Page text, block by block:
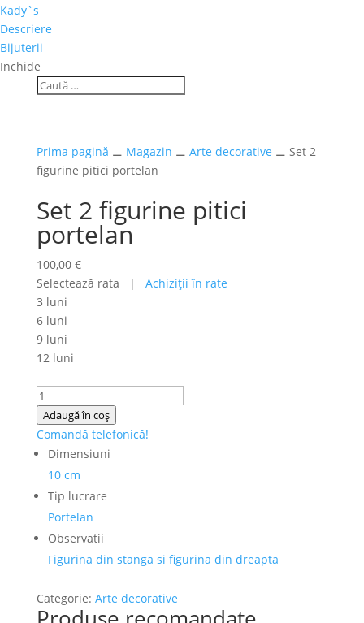
Kady`s
Descriere
Bijuterii
Inchide
Prima pagină ⚊ Magazin ⚊ Arte decorative ⚊ Set 2
figurine pitici portelan
Set 2 figurine pitici
portelan
100,00 €
Selectează rata | Achiziţii în rate
3 luni
6 luni
9 luni
12 luni
Cantitate
Set
2
figurine
pitici
portelan
Adaugă în coș
Comandă telefonică!
Dimensiuni
10 cm
Tip lucrare
Portelan
Observatii
Figurina din stanga si figurina din dreapta
Categorie: Arte decorative